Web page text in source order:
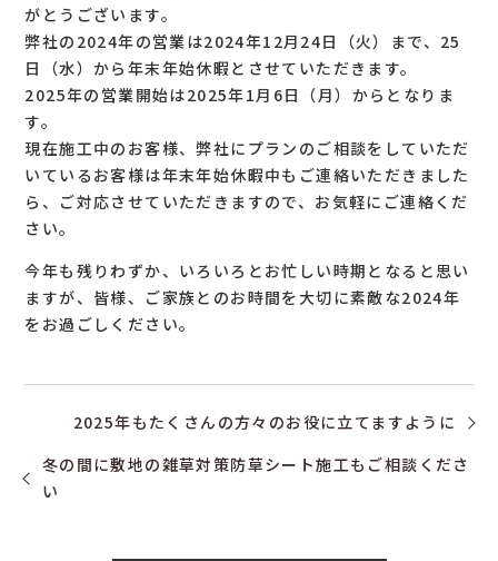
がとうございます。
弊社の2024年の営業は2024年12月24日（火）まで、25
日（水）から年末年始休暇とさせていただきます。
2025年の営業開始は2025年1月6日（月）からとなりま
す。
現在施工中のお客様、弊社にプランのご相談をしていただ
いているお客様は年末年始休暇中もご連絡いただきました
ら、ご対応させていただきますので、お気軽にご連絡くだ
さい。
今年も残りわずか、いろいろとお忙しい時期となると思い
ますが、皆様、ご家族とのお時間を大切に素敵な2024年
をお過ごしください。
2025年もたくさんの方々のお役に立てますように
冬の間に敷地の雑草対策防草シート施工もご相談くださ
い